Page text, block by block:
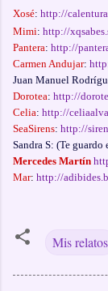
Xosé: http://
Mimi: http://
Pantera: http://
Carmen Andujar:
Juan Manuel
Dorotea: http://
Celia: http://
SeaSirens: http://
Sandra S: (Te
Mercedes Martín
Mar: http://
Mis relatos